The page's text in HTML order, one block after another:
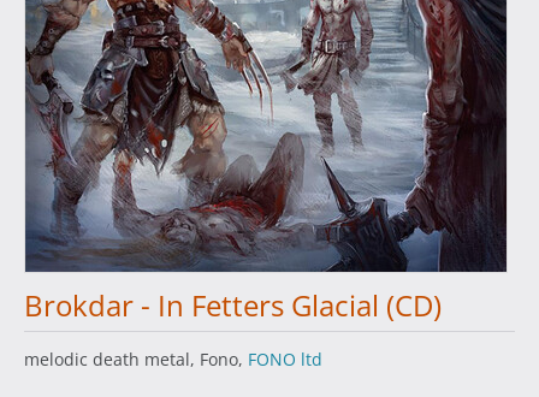
Brokdar - In Fetters Glacial (CD)
melodic death metal, Fono, FONO ltd